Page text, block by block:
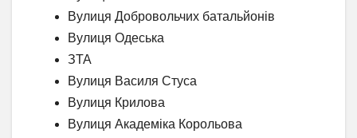
Вулиця Добровольчих батальйонів
Вулиця Одеська
ЗТА
Вулиця Василя Стуса
Вулиця Крилова
Вулиця Академіка Корольова